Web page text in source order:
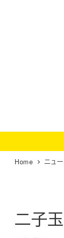
移
動
Home ニュ
二子